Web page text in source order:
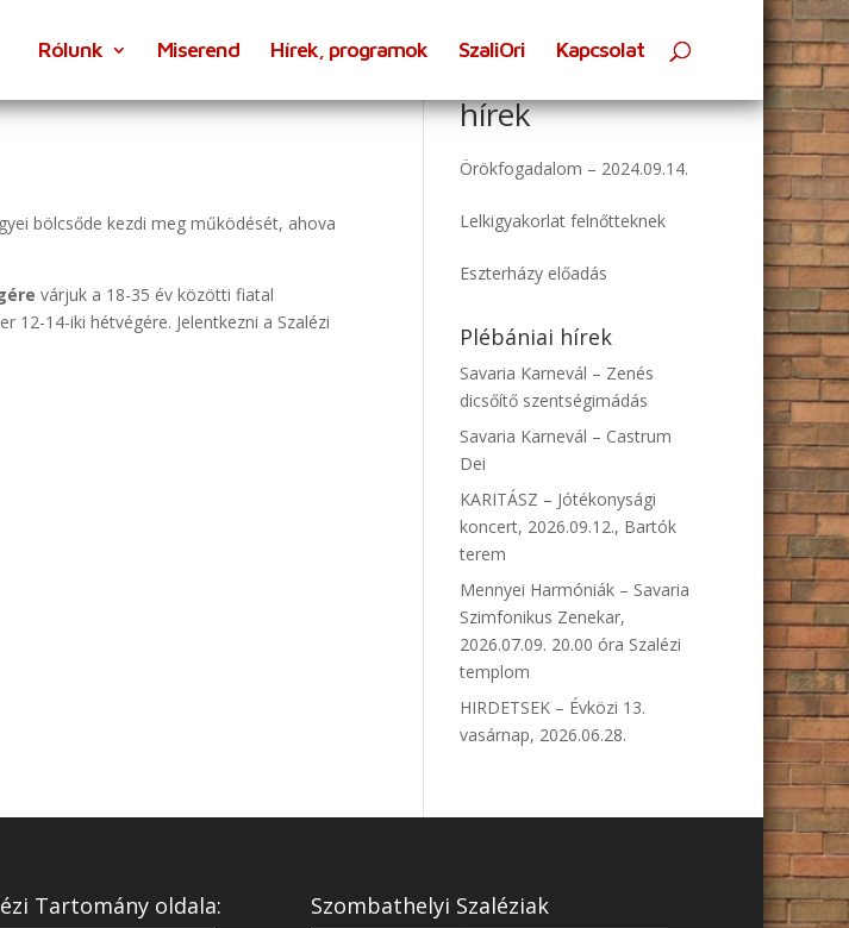
Rólunk Miserend Hírek, programok SzaliOri Kapcsolat
bölcsőde kezdi meg működését, ahova
várjuk a 18-35 év közötti fiatal
14-iki hétvégére. Jelentkezni a Szalézi
hírek
Örökfogadalom – 2024.09.14.
Lelkigyakorlat felnőtteknek
Eszterházy előadás
Plébániai hírek
Savaria Karnevál – Zenés
dicsőítő szentségimádás
Savaria Karnevál – Castrum
Dei
KARITÁSZ – Jótékonysági
koncert, 2026.09.12., Bartók
terem
Mennyei Harmóniák – Savaria
Szimfonikus Zenekar,
2026.07.09. 20.00 óra Szalézi
templom
HIRDETSEK – Évközi 13.
vasárnap, 2026.06.28.
Tartomány oldala: Szombathelyi Szaléziak